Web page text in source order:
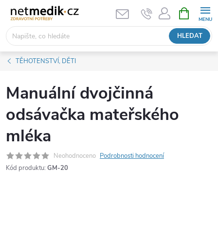
obsah
HLEDAT
NÁKUPNÍ
KOŠÍK
TĚHOTENSTVÍ, DĚTI
Manuální dvojčinná
odsávačka mateřského
mléka
Neohodnoceno Podrobnosti hodnocení
Kód produktu: GM-20